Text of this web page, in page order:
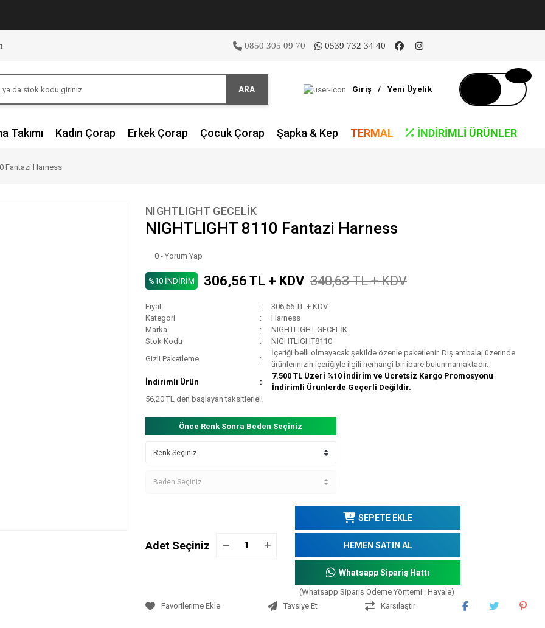
0850 305 09 70 0539 732 34 40
ARA Giriş / Yeni Üyelik
Takımı Kadın Çorap Erkek Çorap Çocuk Çorap Şapka & Kep TERMAL İNDIRIMLI ÜRÜNLER
Fantazi Harness
NIGHTLIGHT GECELİK
NIGHTLIGHT 8110 Fantazi Harness
0 - Yorum Yap
%10 İNDİRİM 306,56 TL + KDV 340,63 TL + KDV
Fiyat
306,56 TL + KDV
Kategori
Harness
Marka
NIGHTLIGHT GECELİK
Stok Kodu
NIGHTLIGHT8110
Gizli Paketleme
İçeriği belli olmayacak şekilde özenle paketlenir. Dış ambalaj üzerinde
ürünlerinizin içeriğiyle ilgili herhangi bir ibare bulunmamaktadır.
İndirimli Ürün
7.500 TL Üzeri %10 İndirim ve Ücretsiz Kargo Promosyonu
İndirimli Ürünlerde Geçerli Değildir.
56,20 TL den başlayan taksitlerle!!
Önce Renk Sonra Beden Seçiniz
Adet Seçiniz
SEPETE EKLE
HEMEN SATIN AL
Whatsapp Sipariş Hattı
(Whatsapp Sipariş Ödeme Yöntemi : Havale)
Tavsiye Et
Karşılaştır